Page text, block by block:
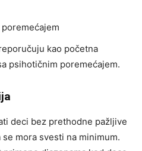
kao početna
psihotičnim poremećajem.
deci bez prethodne pažljive
mora svesti na minimum.